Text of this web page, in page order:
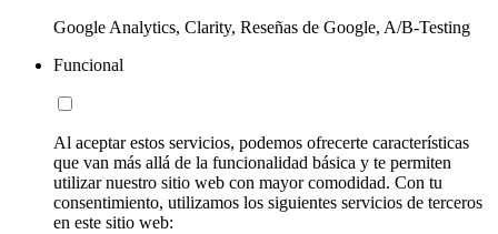
Google Analytics, Clarity, Reseñas de Google, A/B-Testing
Funcional
Al aceptar estos servicios, podemos ofrecerte características
que van más allá de la funcionalidad básica y te permiten
utilizar nuestro sitio web con mayor comodidad. Con tu
consentimiento, utilizamos los siguientes servicios de terceros
en este sitio web: